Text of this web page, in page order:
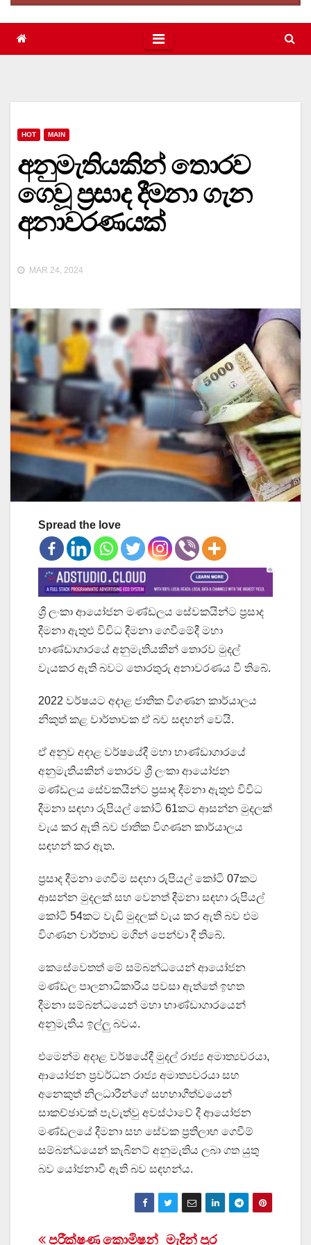
HOT MAIN
අනුමැතියකින් තොරව
ගෙවූ ප්‍රසාද දීමනා ගැන
අනාවරණයක්
MAR 24, 2024
Spread the love
ශ්‍රී ලංකා ආයෝජන මණ්ඩලය සේවකයින්ට ප්‍රසාද
දීමනා ඇතුළු විවිධ දීමනා ගෙවීමේදී මහා
භාණ්ඩාගාරයේ අනුමැතියකින් තොරව මුදල්
වැයකර ඇති බවට තොරතුරු අනාවරණය වී තිබේ.
2022 වර්ෂයට අදාළ ජාතික විගණන කාර්යාලය
නිකුත් කළ වාර්තාවක ඒ බව සඳහන් වෙයි.
ඒ අනුව අදාළ වර්ෂයේදී මහා භාණ්ඩාගාරයේ
අනුමැතියකින් තොරව ශ්‍රී ලංකා ආයෝජන
මණ්ඩලය සේවකයින්ට ප්‍රසාද දීමනා ඇතුළු විවිධ
දීමනා සඳහා රුපියල් කෝටි 61කට ආසන්න මුදලක්
වැය කර ඇති බව ජාතික විගණන කාර්යාලය
සඳහන් කර ඇත.
ප්‍රසාද දීමනා ගෙවීම සඳහා රුපියල් කෝටි 07කට
ආසන්න මුදලක් සහ වෙනත් දීමනා සඳහා රුපියල්
කෝටි 54කට වැඩි මුදලක් වැය කර ඇති බව එම
විගණන වාර්තාව මගින් පෙන්වා දී තිබේ.
කෙසේවෙතත් මේ සම්බන්ධයෙන් ආයෝජන
මණ්ඩල පාලනාධිකාරිය පවසා ඇත්තේ ඉහත
දීමනා සම්බන්ධයෙන් මහා භාණ්ඩාගාරයෙන්
අනුමැතිය ඉල්ලු බවය.
එමෙන්ම අදාළ වර්ෂයේදී මුදල් රාජ්‍ය අමාත්‍යවරයා,
ආයෝජන ප්‍රවර්ධන රාජ්‍ය අමාත්‍යවරයා සහ
අනෙකුත් නිලධාරීන්ගේ සහභාගීත්වයෙන්
සාකච්ඡාවක් පැවැත්වු අවස්ථාවේ දී ආයෝජන
මණ්ඩලයේ දීමනා සහ සේවක ප්‍රතිලාභ ගෙවීම්
සම්බන්ධයෙන් කැබිනට් අනුමැතිය ලබා ගත යුතු
බව යෝජනාවී ඇති බව සඳහන්ය.
මැදින් පුර
පරීක්ෂණ කොමිෂන්